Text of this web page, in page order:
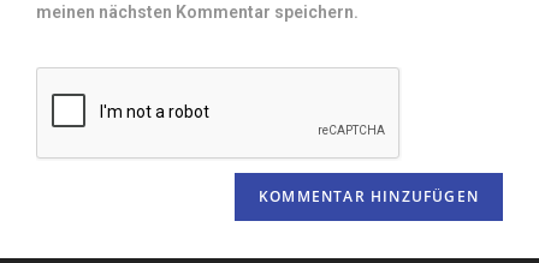
meinen nächsten Kommentar speichern.